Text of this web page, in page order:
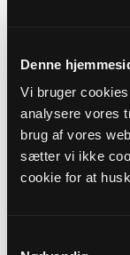
Denne
Vi bruger
analysere vores
brug af vores
sætter vi ikke
cookie for at